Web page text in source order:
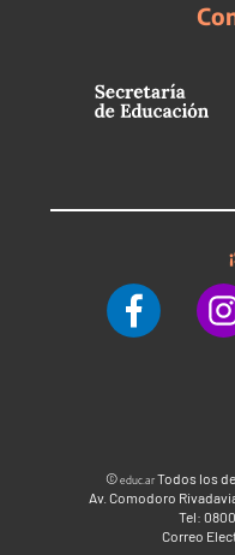
©educ.arTodos los
Av. Comodoro
Tel:
Correo